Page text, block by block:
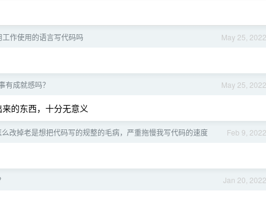
May 25, 2022
作使用的语言写代码吗
May 25, 2022
有成就感吗？
的东西，十分无意义
Feb 9, 2022
改掉老是想把代码写的规整的毛病，严重拖慢我写代码的速度
Jan 20, 2022